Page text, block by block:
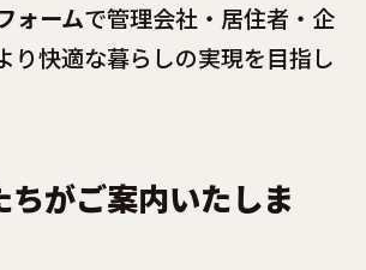
ォームで管理会社・居住者・企
り快適な暮らしの実現を目指し
ちがご案内いたしま